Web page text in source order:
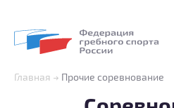
Главная Прочие соревнование